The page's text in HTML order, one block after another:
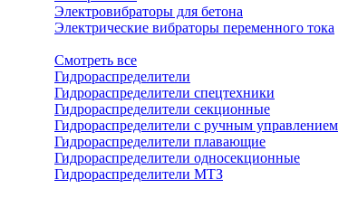
Электровибраторы для бетона
Электрические вибраторы переменного тока
Смотреть все
Гидрораспределители
Гидрораспределители спецтехники
Гидрораспределители секционные
Гидрораспределители с ручным управлением
Гидрораспределители плавающие
Гидрораспределители односекционные
Гидрораспределители МТЗ